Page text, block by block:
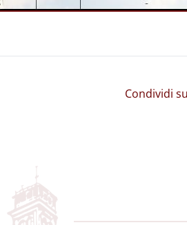
Condividi